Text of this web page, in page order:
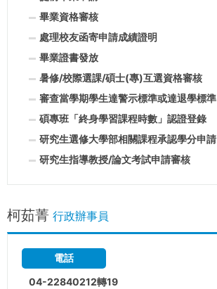
畢業資格審核
處理校友函寄申請成績證明
畢業證書發放
暑修/校際選課/碩士(專)互選資格審核
審查當學期學生達警示標準或達退學標準
碩專班「終身學習課程時數」認證登錄
研究生選修大學部相關課程承認學分申請
研究生指導教授/論文考試申請審核
柯茹菁 行政辦事員
電話
04-22840212轉19